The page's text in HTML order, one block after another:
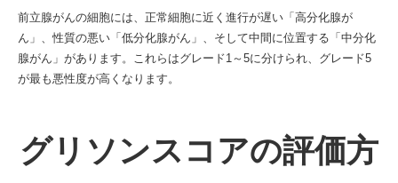
前立腺がんの細胞には、正常細胞に近く進行が遅い「高分化腺が
ん」、性質の悪い「低分化腺がん」、そして中間に位置する「中分化
腺がん」があります。これらはグレード1～5に分けられ、グレード5
が最も悪性度が高くなります。
グリソンスコアの評価方